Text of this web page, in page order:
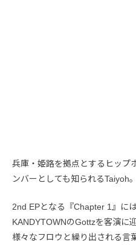
兵庫・姫路を拠点とするヒップ
ンバーとしても知られるTaiyoh。
2nd EPとなる『Chapter 1』に
KANDYTOWNのGottzを客演に
様々なフロウと繰り出される言